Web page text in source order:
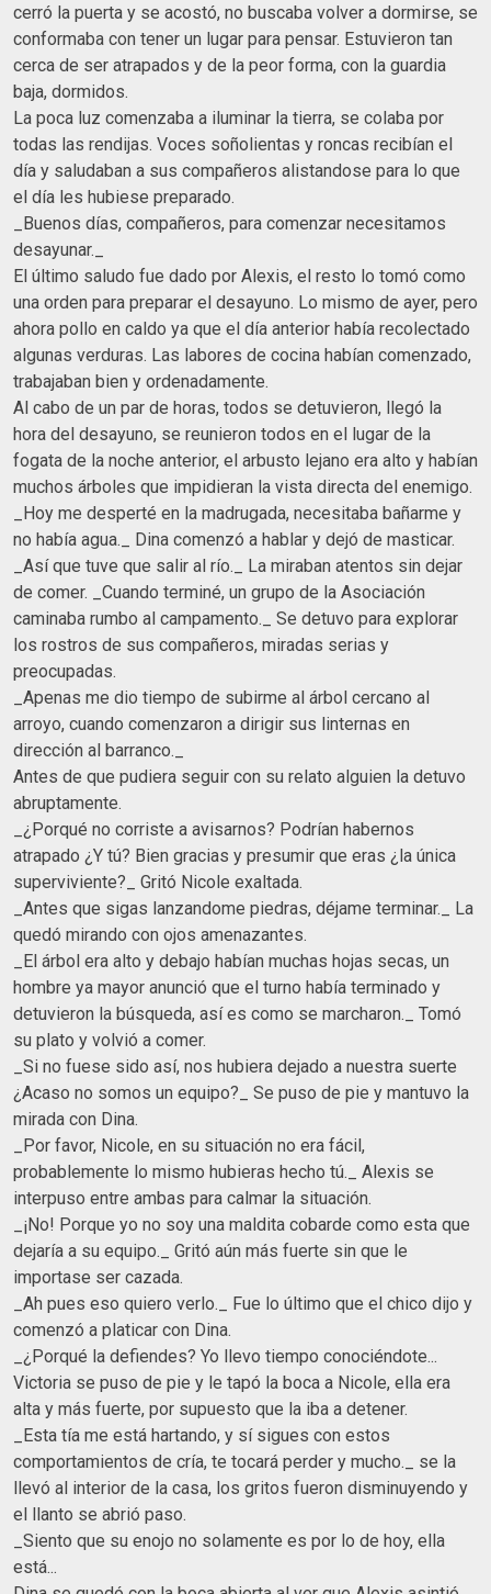
cerró la puerta y se acostó, no buscaba volver a dormirse, se
conformaba con tener un lugar para pensar. Estuvieron tan
cerca de ser atrapados y de la peor forma, con la guardia
baja, dormidos.
La poca luz comenzaba a iluminar la tierra, se colaba por
todas las rendijas. Voces soñolientas y roncas recibían el
día y saludaban a sus compañeros alistandose para lo que
el día les hubiese preparado.
_Buenos días, compañeros, para comenzar necesitamos
desayunar._
El último saludo fue dado por Alexis, el resto lo tomó como
una orden para preparar el desayuno. Lo mismo de ayer, pero
ahora pollo en caldo ya que el día anterior había recolectado
algunas verduras. Las labores de cocina habían comenzado,
trabajaban bien y ordenadamente.
Al cabo de un par de horas, todos se detuvieron, llegó la
hora del desayuno, se reunieron todos en el lugar de la
fogata de la noche anterior, el arbusto lejano era alto y habían
muchos árboles que impidieran la vista directa del enemigo.
_Hoy me desperté en la madrugada, necesitaba bañarme y
no había agua._ Dina comenzó a hablar y dejó de masticar.
_Así que tuve que salir al río._ La miraban atentos sin dejar
de comer. _Cuando terminé, un grupo de la Asociación
caminaba rumbo al campamento._ Se detuvo para explorar
los rostros de sus compañeros, miradas serias y
preocupadas.
_Apenas me dio tiempo de subirme al árbol cercano al
arroyo, cuando comenzaron a dirigir sus linternas en
dirección al barranco._
Antes de que pudiera seguir con su relato alguien la detuvo
abruptamente.
_¿Porqué no corriste a avisarnos? Podrían habernos
atrapado ¿Y tú? Bien gracias y presumir que eras ¿la única
superviviente?_ Gritó Nicole exaltada.
_Antes que sigas lanzandome piedras, déjame terminar._ La
quedó mirando con ojos amenazantes.
_El árbol era alto y debajo habían muchas hojas secas, un
hombre ya mayor anunció que el turno había terminado y
detuvieron la búsqueda, así es como se marcharon._ Tomó
su plato y volvió a comer.
_Si no fuese sido así, nos hubiera dejado a nuestra suerte
¿Acaso no somos un equipo?_ Se puso de pie y mantuvo la
mirada con Dina.
_Por favor, Nicole, en su situación no era fácil,
probablemente lo mismo hubieras hecho tú._ Alexis se
interpuso entre ambas para calmar la situación.
_¡No! Porque yo no soy una maldita cobarde como esta que
dejaría a su equipo._ Gritó aún más fuerte sin que le
importase ser cazada.
_Ah pues eso quiero verlo._ Fue lo último que el chico dijo y
comenzó a platicar con Dina.
_¿Porqué la defiendes? Yo llevo tiempo conociéndote...
Victoria se puso de pie y le tapó la boca a Nicole, ella era
alta y más fuerte, por supuesto que la iba a detener.
_Esta tía me está hartando, y sí sigues con estos
comportamientos de cría, te tocará perder y mucho._ se la
llevó al interior de la casa, los gritos fueron disminuyendo y
el llanto se abrió paso.
_Siento que su enojo no solamente es por lo de hoy, ella
está...